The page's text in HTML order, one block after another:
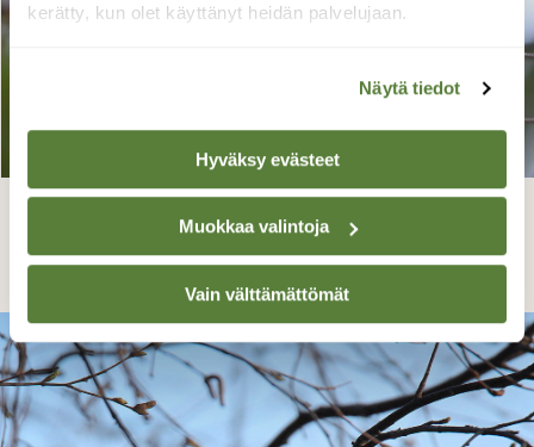
kerätty, kun olet käyttänyt heidän palvelujaan.
Näytä tiedot
Hyväksy evästeet
Muokkaa valintoja
Vain välttämättömät
Punatulkku